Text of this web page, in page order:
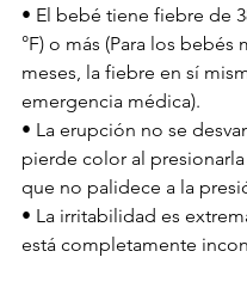
• El bebé tiene fiebre de
°F) o más (Para los bebés
meses, la fiebre en sí
emergencia médica).
• La erupción no se
pierde color al
que no palidece a la
• La irritabilidad es
está completamente